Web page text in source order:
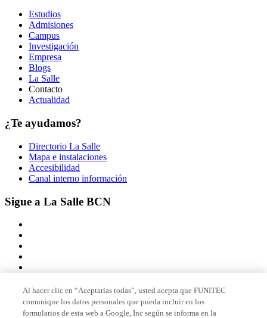
Estudios
Admisiones
Campus
Investigación
Empresa
Blogs
La Salle
Contacto
Actualidad
¿Te ayudamos?
Directorio La Salle
Mapa e instalaciones
Accesibilidad
Canal interno información
Sigue a La Salle BCN
Miembro de
Al hacer clic en “Aceptarlas todas”, usted acepta que FUNITEC
comunique los datos personales que pueda incluir en los
formularios de esta web a Google, Inc según se informa en la